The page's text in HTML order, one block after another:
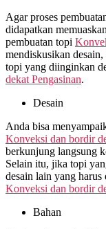
Agar proses
didapatkan
pembuatan topi
mendiskusikan
topi yang diinginkan
dekat Pengasinan.
Desain
Anda bisa
Konveksi dan bordir
berkunjung langsung
Selain itu, jika topi
desain lain yang
Konveksi dan bordir
Bahan